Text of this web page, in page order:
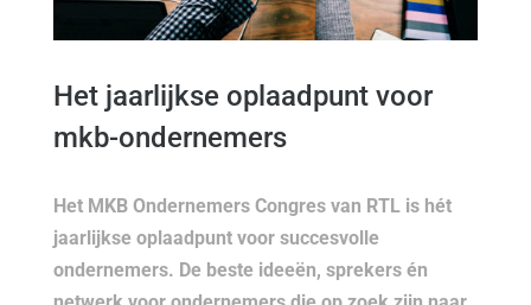
Het jaarlijkse oplaadpunt voor
mkb-ondernemers
Het MKB Ondernemers Congres van RTL is hét
jaarlijkse oplaadpunt voor succesvolle
ondernemers. De beste ideeën, sprekers én